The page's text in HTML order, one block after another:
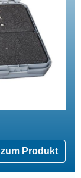
zum Produkt